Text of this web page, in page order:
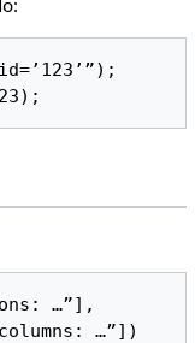
…”],
…”])